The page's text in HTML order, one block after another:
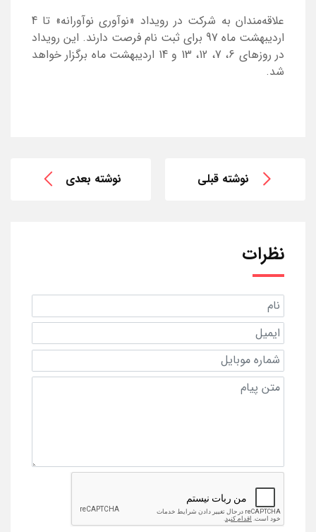
علاقه‌مندان به شرکت در رویداد «نوآوری نوآورانه» تا 4
اردیبهشت ماه 97 برای ثبت نام فرصت دارند. این رویداد
در روزهای 6، 7، 12، 13 و 14 اردیبهشت ماه برگزار خواهد
شد.
نوشته قبلی نوشته بعدی
نظرات